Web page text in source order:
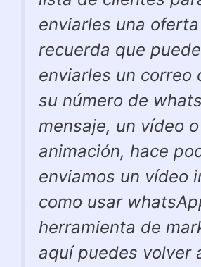
enviarles una
recuerda que
enviarles un correo
su número de
mensaje, un vídeo
animación, hace
enviamos un vídeo
como usar
herramienta de
aquí puedes volver